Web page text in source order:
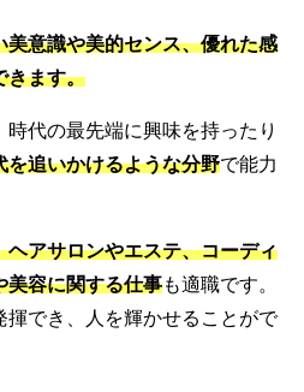
美意識や美的センス、優れた感
きます。
代の最先端に興味を持ったり
を追いかけるような分野で能力
ヘアサロンやエステ、コーディ
美容に関する仕事も適職です。
揮でき、人を輝かせることがで